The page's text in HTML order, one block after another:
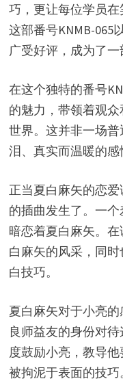
巧，更让每位学员在
这部番号KNMB-065
广受好评，成为了一
在这个独特的番号
的魅力，带领着观
世界。这并非一场
泪、真实而温暖的感
正当夏白麻矢的恋
的插曲发生了。一
暗恋着夏白麻矢。
白麻矢的风采，同
白技巧。
夏白麻矢对于小亮
良师益友的身份对
度鼓励小亮，教导
被拘泥于表面的技